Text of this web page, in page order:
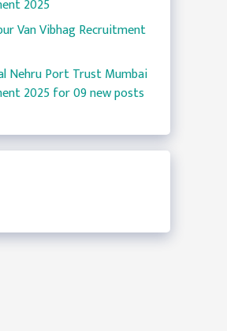
2025
Van Vibhag Recruitment
Nehru Port Trust Mumbai
2025 for 09 new posts